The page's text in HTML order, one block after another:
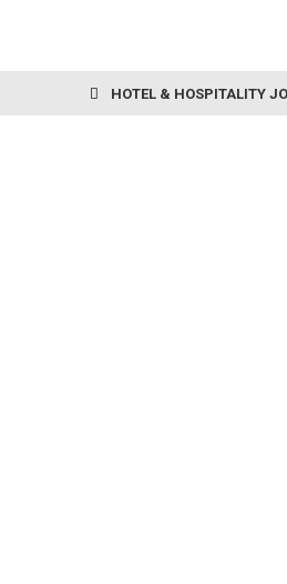
HOTEL & HOSPITALITY